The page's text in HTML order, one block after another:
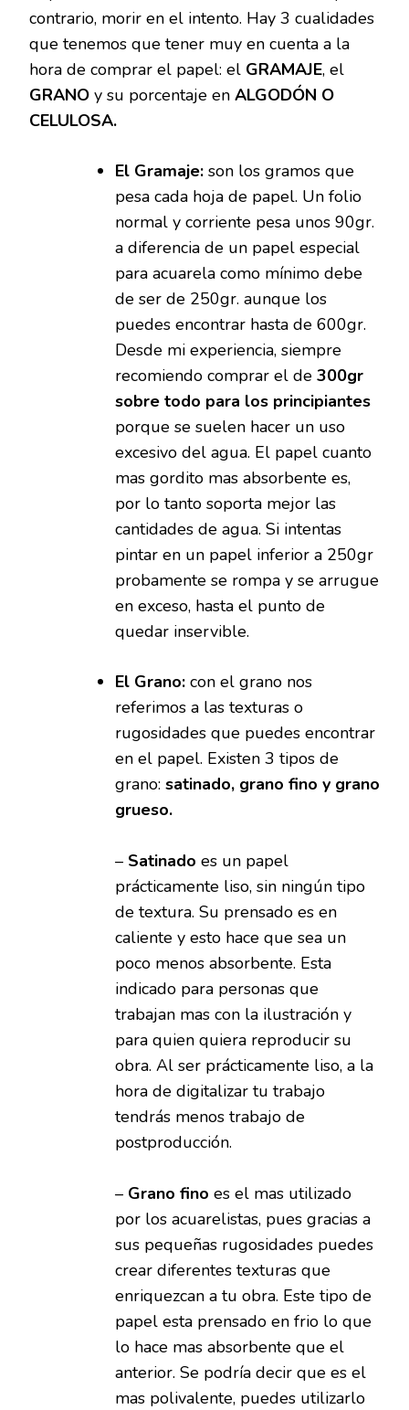
contrario, morir en el intento. Hay 3 cualidades
que tenemos que tener muy en cuenta a la
hora de comprar el papel: el GRAMAJE, el
GRANO y su porcentaje en ALGODÓN O
CELULOSA.
El Gramaje: son los gramos que
pesa cada hoja de papel. Un folio
normal y corriente pesa unos 90gr.
a diferencia de un papel especial
para acuarela como mínimo debe
de ser de 250gr. aunque los
puedes encontrar hasta de 600gr.
Desde mi experiencia, siempre
recomiendo comprar el de 300gr
sobre todo para los principiantes
porque se suelen hacer un uso
excesivo del agua. El papel cuanto
mas gordito mas absorbente es,
por lo tanto soporta mejor las
cantidades de agua. Si intentas
pintar en un papel inferior a 250gr
probamente se rompa y se arrugue
en exceso, hasta el punto de
quedar inservible.
El Grano: con el grano nos
referimos a las texturas o
rugosidades que puedes encontrar
en el papel. Existen 3 tipos de
grano: satinado, grano fino y grano
grueso.
– Satinado es un papel
prácticamente liso, sin ningún tipo
de textura. Su prensado es en
caliente y esto hace que sea un
poco menos absorbente. Esta
indicado para personas que
trabajan mas con la ilustración y
para quien quiera reproducir su
obra. Al ser prácticamente liso, a la
hora de digitalizar tu trabajo
tendrás menos trabajo de
postproducción.
– Grano fino es el mas utilizado
por los acuarelistas, pues gracias a
sus pequeñas rugosidades puedes
crear diferentes texturas que
enriquezcan a tu obra. Este tipo de
papel esta prensado en frio lo que
lo hace mas absorbente que el
anterior. Se podría decir que es el
mas polivalente, puedes utilizarlo